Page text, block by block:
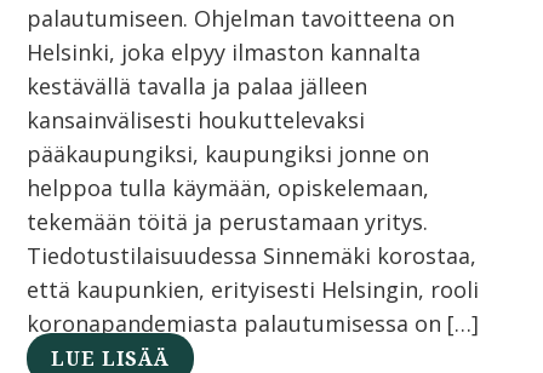
palautumiseen. Ohjelman tavoitteena on
Helsinki, joka elpyy ilmaston kannalta
kestävällä tavalla ja palaa jälleen
kansainvälisesti houkuttelevaksi
pääkaupungiksi, kaupungiksi jonne on
helppoa tulla käymään, opiskelemaan,
tekemään töitä ja perustamaan yritys.
Tiedotustilaisuudessa Sinnemäki korostaa,
että kaupunkien, erityisesti Helsingin, rooli
koronapandemiasta palautumisessa on […]
LUE LISÄÄ